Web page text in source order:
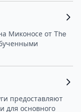
Миконосе от The
предоставляют
для основного